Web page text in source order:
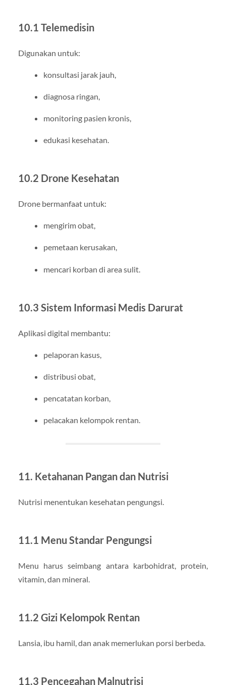
10.1 Telemedisin
Digunakan untuk:
konsultasi jarak jauh,
diagnosa ringan,
monitoring pasien kronis,
edukasi kesehatan.
10.2 Drone Kesehatan
Drone bermanfaat untuk:
mengirim obat,
pemetaan kerusakan,
mencari korban di area sulit.
10.3 Sistem Informasi Medis Darurat
Aplikasi digital membantu:
pelaporan kasus,
distribusi obat,
pencatatan korban,
pelacakan kelompok rentan.
11. Ketahanan Pangan dan Nutrisi
Nutrisi menentukan kesehatan pengungsi.
11.1 Menu Standar Pengungsi
Menu harus seimbang antara karbohidrat, protein,
vitamin, dan mineral.
11.2 Gizi Kelompok Rentan
Lansia, ibu hamil, dan anak memerlukan porsi berbeda.
11.3 Pencegahan Malnutrisi